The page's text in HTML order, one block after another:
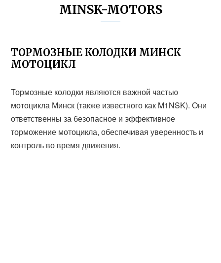
MINSK-MOTORS
ТОРМОЗНЫЕ КОЛОДКИ МИНСК
МОТОЦИКЛ
Тормозные колодки являются важной частью
мотоцикла Минск (также известного как M1NSK). Они
ответственны за безопасное и эффективное
торможение мотоцикла, обеспечивая уверенность и
контроль во время движения.